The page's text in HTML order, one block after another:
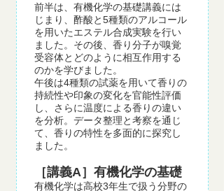
前半は、有機化学の基礎講義には
じまり、酢酸と5種類のアルコール
を用いたエステル合成実験を行い
ました。その後、香り分子が嗅覚
受容体とどのように相互作用する
のかを学びました。
午後は4種類の試薬を用いて香りの
持続性や印象の変化を官能性評価
し、さらに温度による香りの違い
を分析。データ整理と考察を通じ
て、香りの特性を多面的に探究し
ました。
［講義A］有機化学の基礎
有機化学は高校3年生で扱う分野の